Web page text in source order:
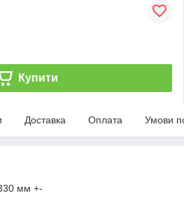
Купити
Доставка Оплата Умови
мм +-